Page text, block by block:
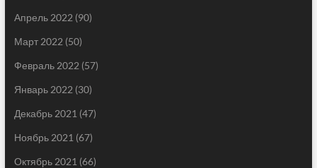
Апрель 2022 (90)
Март 2022 (50)
Февраль 2022 (57)
Январь 2022 (30)
Декабрь 2021 (47)
Ноябрь 2021 (67)
Октябрь 2021 (66)